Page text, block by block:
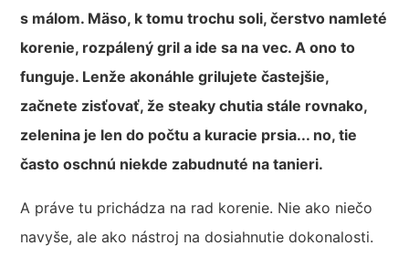
s málom. Mäso, k tomu trochu soli, čerstvo namleté
korenie, rozpálený gril a ide sa na vec. A ono to
funguje. Lenže akonáhle grilujete častejšie,
začnete zisťovať, že steaky chutia stále rovnako,
zelenina je len do počtu a kuracie prsia... no, tie
často oschnú niekde zabudnuté na tanieri.
A práve tu prichádza na rad korenie. Nie ako niečo
navyše, ale ako nástroj na dosiahnutie dokonalosti.